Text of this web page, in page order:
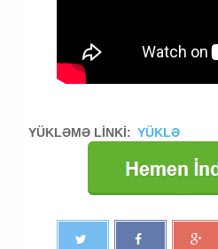
YÜKLƏMƏ LİNKİ: YÜKLƏ